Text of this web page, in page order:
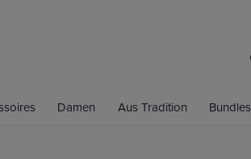
Damen Aus Tradition Bundles